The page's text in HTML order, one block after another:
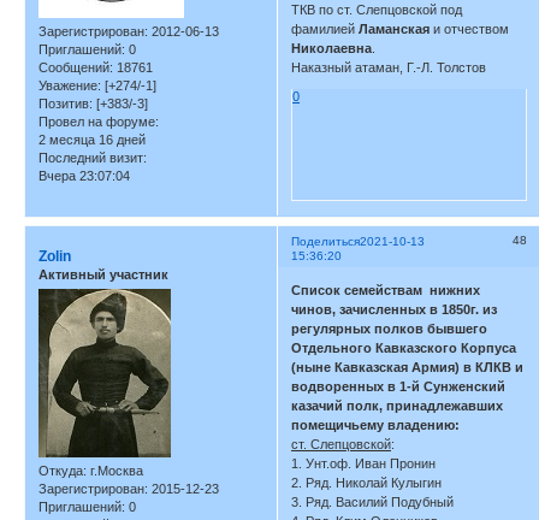
Зарегистрирован: 2012-06-13
Приглашений: 0
Сообщений: 18761
Уважение: [+274/-1]
Позитив: [+383/-3]
Провел на форуме:
2 месяца 16 дней
Последний визит:
Вчера 23:07:04
ТКВ по ст. Слепцовской под
фамилиейЛаманская и отчеством
Николаевна
Наказный атаман, Г.-Л. Толстов
0
Поделиться 48
2021-10-13
15:36:20
Zolin
Активный участник
Откуда: г.Москва
Зарегистрирован: 2015-12-23
Приглашений: 0
Список семействам нижних
чинов, зачисленных в 1850г. из
регулярных полков бывшего
Отдельного Кавказского Корпуса
(ныне Кавказская Армия) в КЛКВ и
водворенных в 1-й Сунженский
казачий полк, принадлежавших
помещичьему владению:
ст. Слепцовской:
1. Унт.оф. Иван Пронин
2. Ряд. Николай Кулыгин
3. Ряд. Василий Подубный